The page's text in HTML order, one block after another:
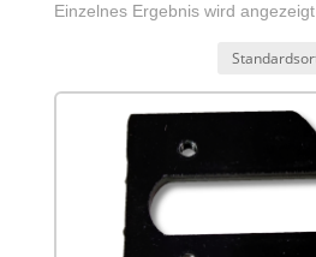
Einzelnes Ergebnis wird angezeigt